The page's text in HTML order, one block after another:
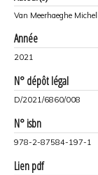
Van Meerhaeghe
Année
2021
N° dépôt légal
D/2021/6860/008
N° isbn
978-2-87584-197-1
Lien pdf